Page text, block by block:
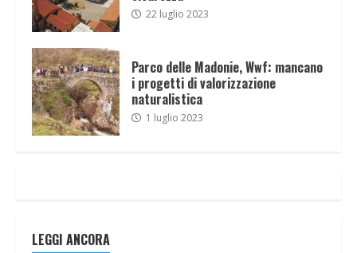
22 luglio 2023
Parco delle Madonie, Wwf: mancano
i progetti di valorizzazione
naturalistica
1 luglio 2023
LEGGI ANCORA